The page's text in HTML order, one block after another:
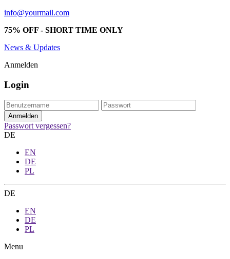
info@yourmail.com
75% OFF - SHORT TIME ONLY
News & Updates
Anmelden
Login
Passwort vergessen?
DE
EN
DE
PL
DE
EN
DE
PL
Menu